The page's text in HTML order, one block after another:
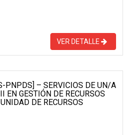
VER DETALLE
PNPDS] – SERVICIOS DE UN/A
EN GESTIÓN DE RECURSOS
DE RECURSOS